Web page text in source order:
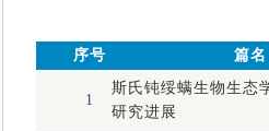
序号 篇名
1
斯氏钝绥螨生物生态
研究进展